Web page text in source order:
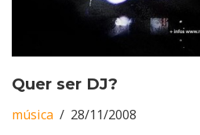
Quer ser DJ?
música 28/11/2008